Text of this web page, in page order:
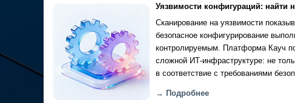
Уязвимости конфигураций: найти
Сканирование на уязвимости
безопасное конфигурирование
контролируемым. Платформа Кауч
сложной ИТ-инфраструктуре: не
в соответствие с требованиями
→ Подробнее